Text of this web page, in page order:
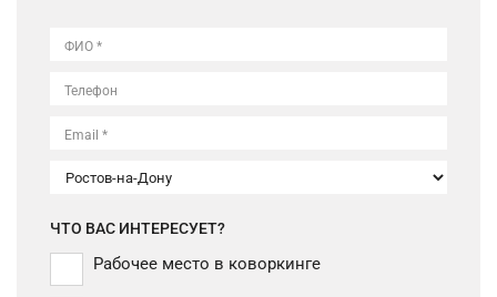
ФИО *
Телефон
Email *
ЧТО ВАС ИНТЕРЕСУЕТ?
Рабочее место в коворкинге